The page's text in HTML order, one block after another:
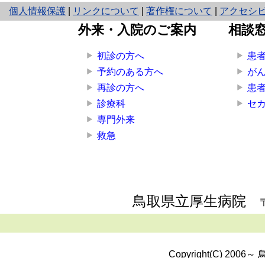
個人情報保護
と
り
ネ
リンクについて 著作権について アクセシ
外来・入院のご案内
初診の方へ
予約のある方へ
再診の方へ
診療科
専門外来
救急
相談
患
が
患
セ
鳥取県立厚生病院
Copyright(C) 2006～